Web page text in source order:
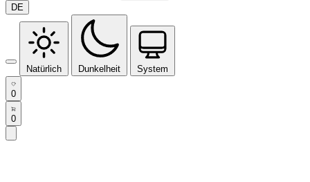
DE
Natürlich Dunkelheit System
0
0